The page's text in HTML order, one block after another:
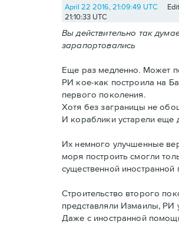
April 22 2016, 21:09:49 UTC
21:10:33 UTC
Вы действительно так
зарапортовались
Еще раз медленно. Может
РИ кое-как построила на
первого поколения.
Хотя без заграницы не
И кораблики устарели еще
Их немного улучшенные
моря построить смогли
существенной
Строительство второго
представляли Измаилы, РИ
Даже с иностранной